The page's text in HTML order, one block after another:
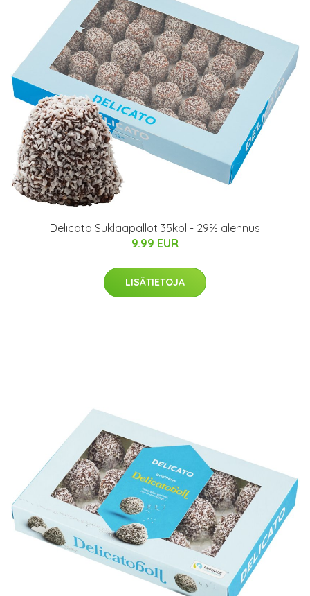
Delicato Suklaapallot 35kpl - 29% alennus
9.99 EUR
LISÄTIETOJA